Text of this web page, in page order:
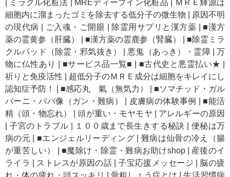
ミラクル化粧法 MREディープイン化粧品
ＭＲＥ輝源は
細胞内に溜まったゴミを除去する低分子の微生物
原因不明
の現代病
ご入魂・ご開眼 除霊用サプリと漢方薬
■漢方
薬の霊黄参（肝臓）
■漢方薬の霊鹿参（腎臓）
■除霊ミラ
クルパッド（除霊・邪気抜き）
悪鬼（あっき）・霊障|万
物に仏性あり
■サービス品一覧■ ■古代史と悪霊払い★
祈りと免疫活性
超低分子のＭＲＥ成分は細胞をキレイにし
認知症予防！
■感応丸 氣（無気力）
■ソマチッド・ガル
バーニ・ババ像（ガン・難病）
皮膚病の体験事例
■能活
精（頭・物忘れ）
|頭が重い・モヤモヤ
アレルギーの原因
|子宮のトラブル １００歳まで長生きする秘訣
便秘は万
病の元
■エンジェルリーディング
難病は仙骨の冷え（腸
が重苦しい）
■魔除け・除霊・難病お助けshop| 産後のイ
ライラ
ストレスが原因の話|子宝応援メッセージ
脳の疲
れ・体の疲れ・頭スッキリ
|骨粗しょう症とは |生活習慣病